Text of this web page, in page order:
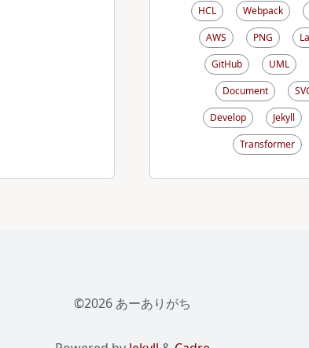
HCL
Webpack
AWS
PNG
GitHub
UML
Document
Develop
Jekyll
Transformer
©2026 あーありがち